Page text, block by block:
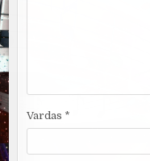
Vardas *